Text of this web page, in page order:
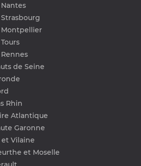
Montpellier
de Seine
Rhin
Atlantique
Garonne
Vilaine
et Moselle